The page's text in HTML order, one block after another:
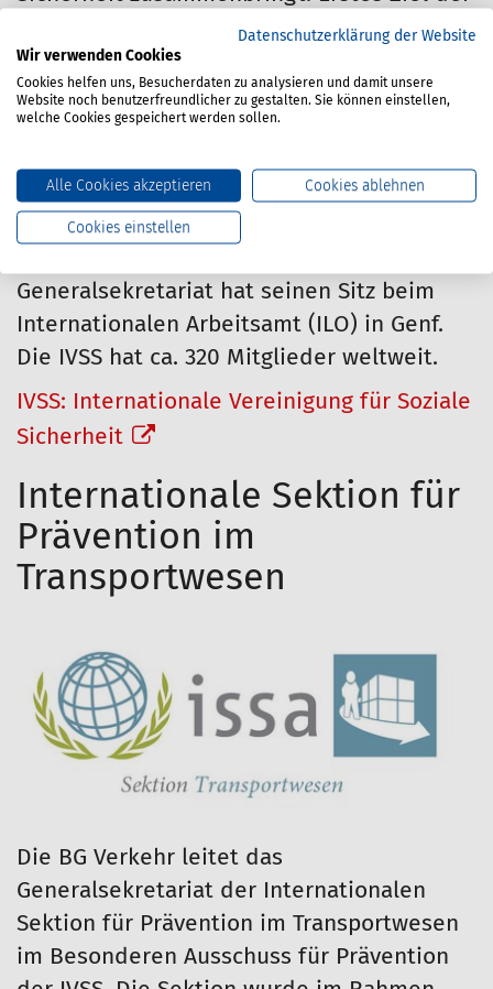
IVSS ist die Förderung einer dynamischen
sozialen Sicherheit als wichtige Dimension
einer sich globalisierenden Welt. Ein
weiteres Ziel ist die Schaffung bester
Mitgliedsorganisationen und der
Prävention weltweit. Die Vereinigung
Generalsekretariat hat seinen Sitz beim
Internationalen Arbeitsamt (ILO) in Genf.
Die IVSS hat ca. 320 Mitglieder weltweit.
IVSS: Internationale Vereinigung für Soziale
Sicherheit
Internationale Sektion für
Prävention im
Transportwesen
Die BG Verkehr leitet das
Generalsekretariat der Internationalen
Sektion für Prävention im Transportwesen
im Besonderen Ausschuss für Prävention
Datenschutzerklärung der Website
Wir verwenden Cookies
Cookies helfen uns, Besucherdaten zu analysieren und damit unsere
Website noch benutzerfreundlicher zu gestalten. Sie können einstellen,
welche Cookies gespeichert werden sollen.
Alle Cookies akzeptieren Cookies ablehnen
Cookies einstellen